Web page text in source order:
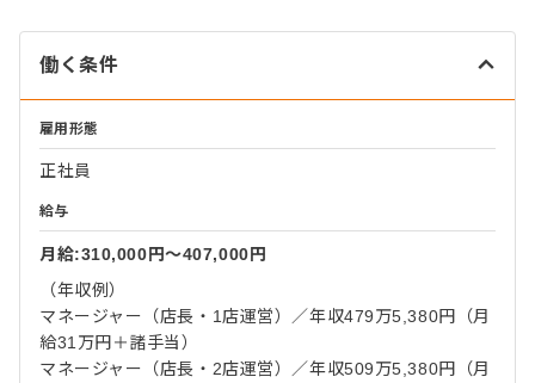
働く条件
雇用形態
正社員
給与
月給:310,000円〜407,000円
（年収例）
マネージャー（店長・1店運営）／年収479万5,380円（月
給31万円＋諸手当）
マネージャー（店長・2店運営）／年収509万5,380円（月